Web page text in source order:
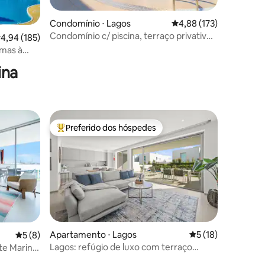
de uma avaliação média de 5, 185 avaliações
4,94 (185)
à
Condomínio ⋅ Lagos 4,88 de uma avaliação
4,88 (173)
Condomínio c/ piscina, terraço privativo
hóspedes
5 de uma avaliação média de 5, 8 avaliações
5 (8)
Marina
Entre os melhores preferidos dos hóspedes
Preferido dos hóspedes
Apartamento ⋅ Lagos 5 de uma
5 (18)
Lagos: refúgio de luxo com terraço